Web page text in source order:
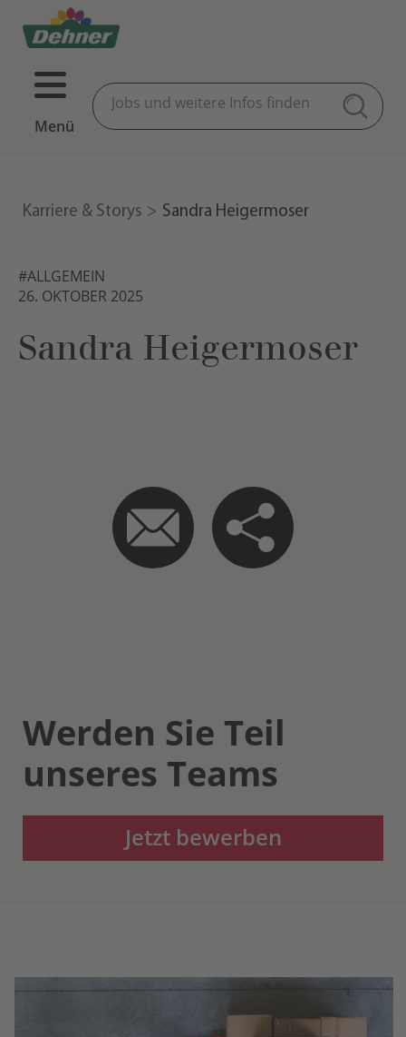
Menü
Karriere & Storys Sandra Heigermoser
#ALLGEMEIN
26. OKTOBER 2025
Sandra Heigermoser
Werden Sie Teil
unseres Teams
Jetzt bewerben